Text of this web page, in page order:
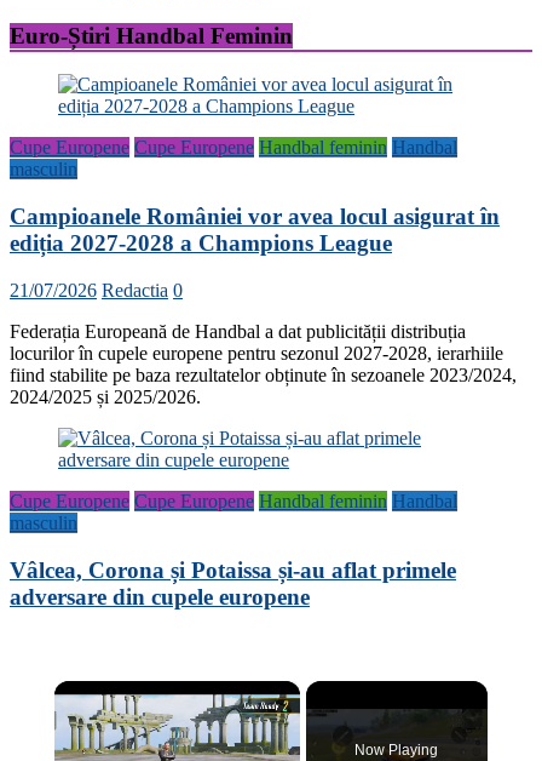
Euro-Știri Handbal Feminin
Cupe Europene Cupe Europene Handbal feminin Handbal
masculin
Campioanele României vor avea locul asigurat în
ediția 2027-2028 a Champions League
21/07/2026 Redactia 0
Federația Europeană de Handbal a dat publicității distribuția
locurilor în cupele europene pentru sezonul 2027-2028, ierarhiile
fiind stabilite pe baza rezultatelor obținute în sezoanele 2023/2024,
2024/2025 și 2025/2026.
Cupe Europene Cupe Europene Handbal feminin Handbal
masculin
Vâlcea, Corona și Potaissa și-au aflat primele
adversare din cupele europene
×
Now Playing